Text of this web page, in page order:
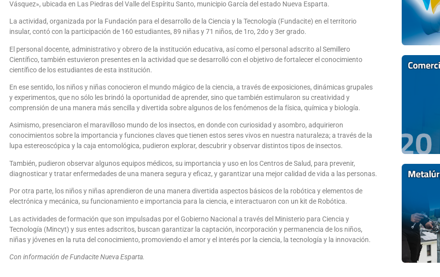
Vásquez», ubicada en Las Piedras del Valle del Espíritu Santo, municipio García del estado Nueva Esparta.
La actividad, organizada por la Fundación para el desarrollo de la Ciencia y la Tecnología (Fundacite) en el territorio
insular, contó con la participación de 160 estudiantes, 89 niñas y 71 niños, de 1ro, 2do y 3er grado.
El personal docente, administrativo y obrero de la institución educativa, así como el personal adscrito al Semillero
Científico, también estuvieron presentes en la actividad que se desarrolló con el objetivo de fortalecer el conocimiento
científico de los estudiantes de esta institución.
En ese sentido, los niños y niñas conocieron el mundo mágico de la ciencia, a través de exposiciones, dinámicas grupales
y experimentos, que no sólo les brindó la oportunidad de aprender, sino que también estimularon su creatividad y
comprensión de una manera más sencilla y divertida sobre algunos de los fenómenos de la física, química y biología.
Asimismo, presenciaron el maravilloso mundo de los insectos, en donde con curiosidad y asombro, adquirieron
conocimientos sobre la importancia y funciones claves que tienen estos seres vivos en nuestra naturaleza; a través de la
lupa estereoscópica y la caja entomológica, pudieron explorar, descubrir y observar distintos tipos de insectos.
También, pudieron observar algunos equipos médicos, su importancia y uso en los Centros de Salud, para prevenir,
diagnosticar y tratar enfermedades de una manera segura y eficaz, y garantizar una mejor calidad de vida a las personas.
Por otra parte, los niños y niñas aprendieron de una manera divertida aspectos básicos de la robótica y elementos de
electrónica y mecánica, su funcionamiento e importancia para la ciencia, e interactuaron con un kit de Robótica.
Las actividades de formación que son impulsadas por el Gobierno Nacional a través del Ministerio para Ciencia y
Tecnología (Mincyt) y sus entes adscritos, buscan garantizar la captación, incorporación y permanencia de los niños,
niñas y jóvenes en la ruta del conocimiento, promoviendo el amor y el interés por la ciencia, la tecnología y la innovación.
Con información de Fundacite Nueva Esparta.